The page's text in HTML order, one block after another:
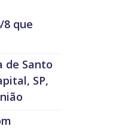
8 que
de Santo
SP,